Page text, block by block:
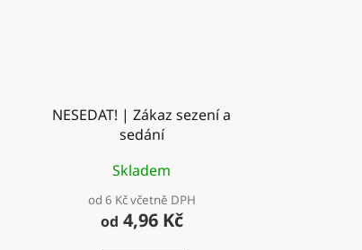
NESEDAT! | Zákaz sezení a
sedání
Skladem
od 6 Kč včetně DPH
od 4,96 Kč